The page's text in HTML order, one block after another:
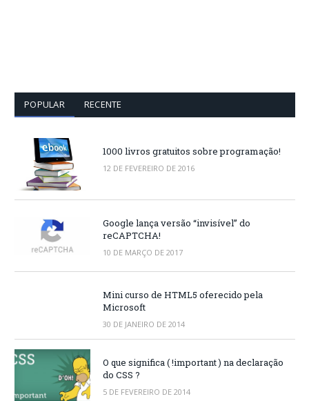
POPULAR RECENTE
1000 livros gratuitos sobre programação!
12 DE FEVEREIRO DE 2016
Google lança versão “invisível” do
reCAPTCHA!
10 DE MARÇO DE 2017
Mini curso de HTML5 oferecido pela
Microsoft
30 DE JANEIRO DE 2014
O que significa ( !important ) na declaração
do CSS ?
5 DE FEVEREIRO DE 2014